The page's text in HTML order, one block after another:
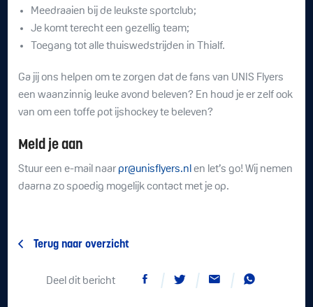
Meedraaien bij de leukste sportclub;
Je komt terecht een gezellig team;
Toegang tot alle thuiswedstrijden in Thialf.
Ga jij ons helpen om te zorgen dat de fans van UNIS Flyers
een waanzinnig leuke avond beleven? En houd je er zelf ook
van om een toffe pot ijshockey te beleven?
Meld je aan
Stuur een e-mail naar pr@unisflyers.nl en let’s go! Wij nemen
daarna zo spoedig mogelijk contact met je op.
Terug naar overzicht
Deel dit bericht